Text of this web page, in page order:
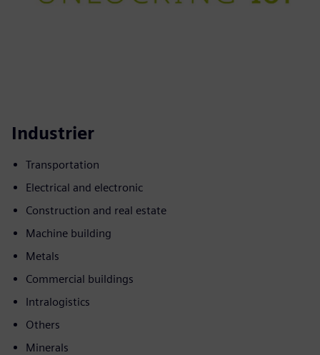
Industrier
Transportation
Electrical and electronic
Construction and real estate
Machine building
Metals
Commercial buildings
Intralogistics
Others
Minerals